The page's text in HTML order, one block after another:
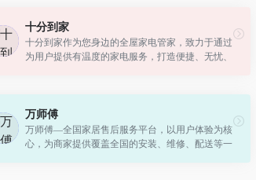
十分到家
十分到家作为您身边的全屋家电管家，致力于通过
为用户提供有温度的家电服务，打造便捷、无忧、
万师傅
万师傅—全国家居售后服务平台，以用户体验为核
心，为商家提供覆盖全国的安装、维修、配送等一